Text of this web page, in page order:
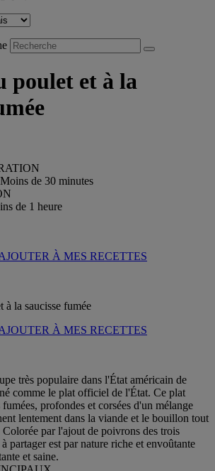
poulet et à la
Moins de 30 minutes
de 1 heure
À MES RECETTES
À MES RECETTES
très populaire dans l'État américain de
comme le plat officiel de l'État. Ce plat
fumées, profondes et corsées d'un mélange
lentement dans la viande et le bouillon tout
par l'ajout de poivrons des trois
partager est par nature riche et envoûtante
et saine.